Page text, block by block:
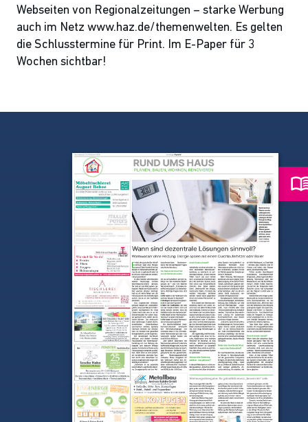
Webseiten von Regionalzeitungen – starke Werbung
auch im Netz www.haz.de/themenwelten. Es gelten
die Schlusstermine für Print. Im E-Paper für 3
Wochen sichtbar!